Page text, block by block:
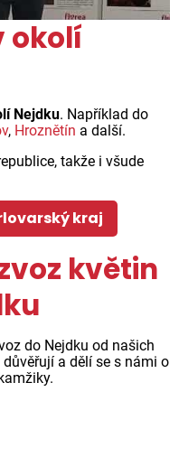
okolí
Nejdku. Například do
, Hroznětín a další.
takže i všude
kraj
květin
do Nejdku od našich
a dělí se s námi o